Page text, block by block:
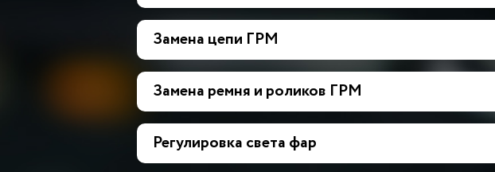
Замена цепи ГРМ
Замена ремня и роликов ГРМ
Регулировка света фар